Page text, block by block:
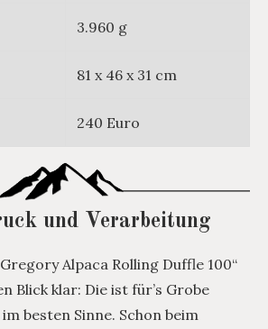
3.960 g
81 x 46 x 31 cm
240 Euro
und Verarbeitung
Alpaca Rolling Duffle 100“
Blick klar: Die ist für’s Grobe
besten Sinne. Schon beim